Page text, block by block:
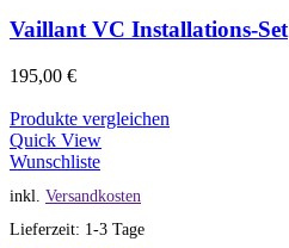
Vaillant VC Installations-Set
195,00 €
Produkte vergleichen
Quick View
Wunschliste
inkl. Versandkosten
Lieferzeit: 1-3 Tage